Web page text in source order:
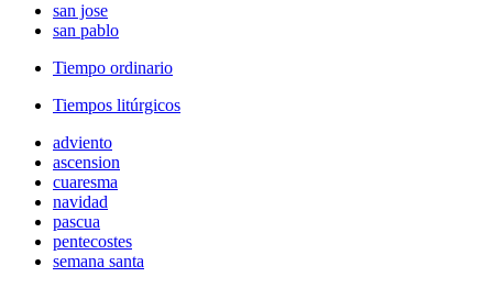
san jose
san pablo
Tiempo ordinario
Tiempos litúrgicos
adviento
ascension
cuaresma
navidad
pascua
pentecostes
semana santa